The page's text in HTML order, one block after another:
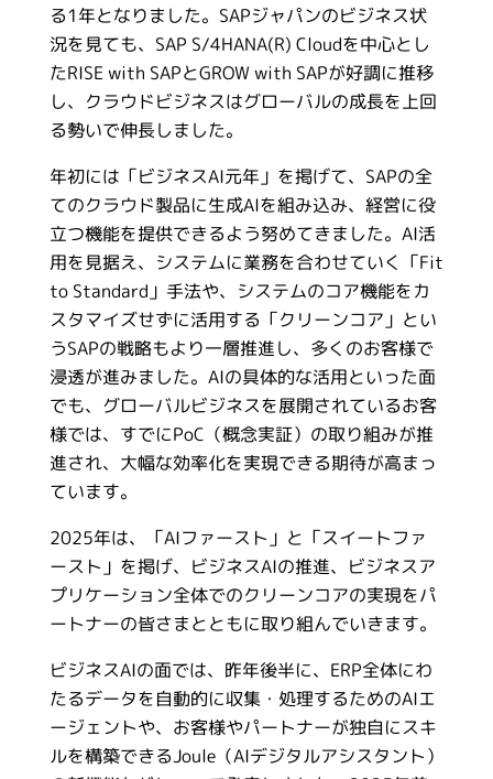
る1年となりました。SAPジャパンのビジネス状
況を見ても、SAP S/4HANA(R) Cloudを中心とし
たRISE with SAPとGROW with SAPが好調に推移
し、クラウドビジネスはグローバルの成長を上回
る勢いで伸長しました。
年初には「ビジネスAI元年」を掲げて、SAPの全
てのクラウド製品に生成AIを組み込み、経営に役
立つ機能を提供できるよう努めてきました。AI活
用を見据え、システムに業務を合わせていく「Fit
to Standard」手法や、システムのコア機能をカ
スタマイズせずに活用する「クリーンコア」とい
うSAPの戦略もより一層推進し、多くのお客様で
浸透が進みました。AIの具体的な活用といった面
でも、グローバルビジネスを展開されているお客
様では、すでにPoC（概念実証）の取り組みが推
進され、大幅な効率化を実現できる期待が高まっ
ています。
2025年は、「AIファースト」と「スイートファ
ースト」を掲げ、ビジネスAIの推進、ビジネスア
プリケーション全体でのクリーンコアの実現をパ
ートナーの皆さまとともに取り組んでいきます。
ビジネスAIの面では、昨年後半に、ERP全体にわ
たるデータを自動的に収集・処理するためのAIエ
ージェントや、お客様やパートナーが独自にスキ
ルを構築できるJoule（AIデジタルアシスタント）